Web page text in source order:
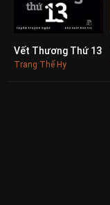
0
Vết Thương Thứ 13
Trang Thế Hy